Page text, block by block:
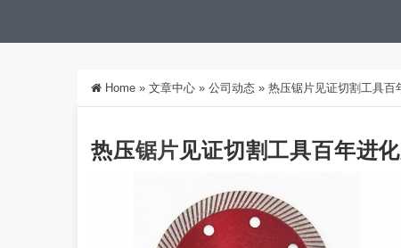
Home » 文章中心 » 公司动态 » 热压锯片见证切割工具百
热压锯片 见证切割工具百年进